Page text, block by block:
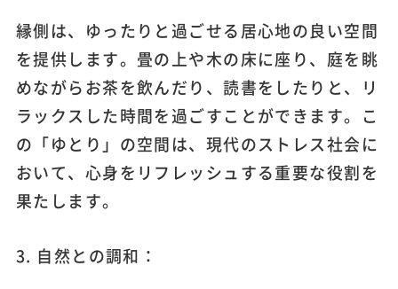
縁側は、ゆったりと過ごせる居心地の良い空間
を提供します。畳の上や木の床に座り、庭を眺
めながらお茶を飲んだり、読書をしたりと、リ
ラックスした時間を過ごすことができます。こ
の「ゆとり」の空間は、現代のストレス社会に
おいて、心身をリフレッシュする重要な役割を
果たします。
3. 自然との調和：